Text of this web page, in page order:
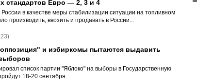
стандартов Евро — 2, 3 и 4
России в качестве меры стабилизации ситуации на топливном
производить, ввозить и продавать в России...
и избиркомы пытаются выдавить
список партии "Яблоко" на выборы в Государственную
18-20 сентября.